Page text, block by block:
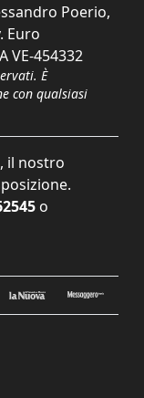
Poerio,
Euro
VE-454332
È
con qualsiasi
il nostro
o